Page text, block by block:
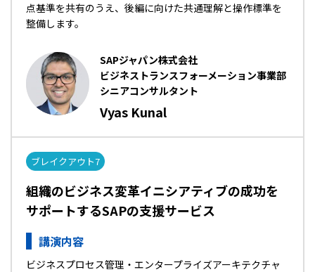
点基準を共有のうえ、後編に向けた共通理解と操作標準を
整備します。
SAPジャパン株式会社
ビジネストランスフォーメーション事業部
シニアコンサルタント
Vyas Kunal
ブレイクアウト7
組織のビジネス変革イニシアティブの成功を
サポートするSAPの支援サービス
講演内容
ビジネスプロセス管理・エンタープライズアーキテクチャ